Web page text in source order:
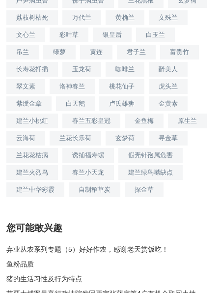
荔枝树枯死 万代兰 黄桷兰 文殊兰
文心兰 彩叶草 银皇后 白玉兰
吊兰 绿萝 黄连 君子兰 富贵竹
长寿花扦插 玉龙荷 咖啡兰 醉美人
翠文素 洛神春兰 桃花仙子 虎头兰
紫绶金章 白天鹅 卢氏雄狮 金黄素
建兰小桃红 春兰五彩皇冠 金鱼梅 原生兰
云海荷 兰花长乐荷 玄梦荷 寻金草
兰花花枯病 诱捕福寿螺 假壳针孢属危害
建兰火烈鸟 春兰小天龙 建兰绿鸟嘴缺点
建兰中华彩霞 自制稻草炭 探金草
您可能敢兴趣
弃业从农系列专题（5）好好作农，感谢老天赏饭吃！
鱼粉品质
猪的生活习性及行为特点